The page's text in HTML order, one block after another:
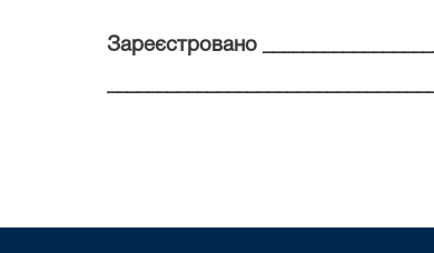
Зареєстровано